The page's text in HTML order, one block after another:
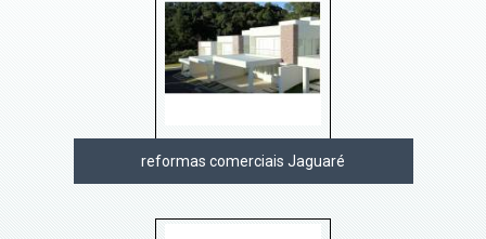
reformas comerciais Jaguaré